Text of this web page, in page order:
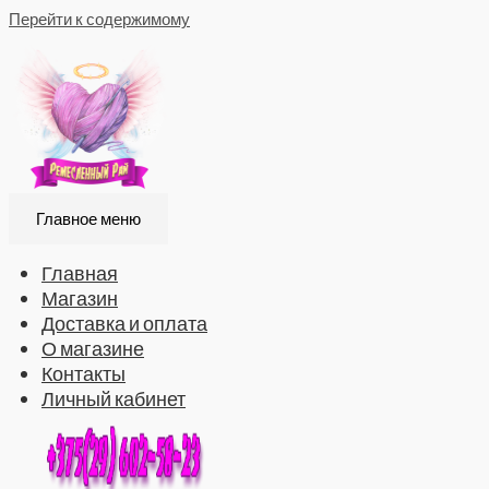
Перейти к содержимому
Главное меню
Главная
Магазин
Доставка и оплата
О магазине
Контакты
Личный кабинет